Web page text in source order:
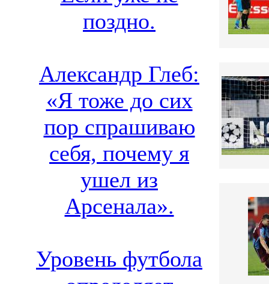
поздно.
Александр Глеб:
«Я тоже до сих
пор спрашиваю
себя, почему я
ушел из
Арсенала».
Уровень футбола